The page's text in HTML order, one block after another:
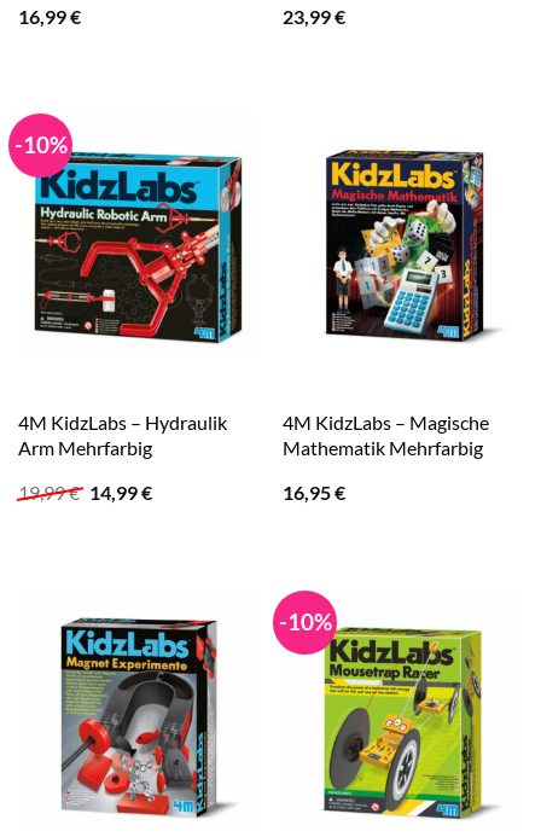
16,99€ 23,99€
-10%
4M KidzLabs – Hydraulik
Arm Mehrfarbig
19,99€ Ursprünglicher
14,99€Aktueller
4M KidzLabs – Magische
Mathematik Mehrfarbig
16,95€
-10%